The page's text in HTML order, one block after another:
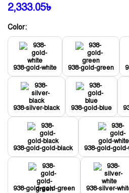
2,333.05৳
Color:
938-gold-white 938-gold-green
938-silver-black 938-gold-blue
938-gold-gold-black 938-gold-gold-
938-gold-gold-green 938-silver-